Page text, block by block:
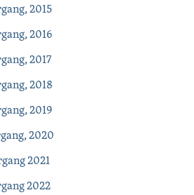
2015
2016
2017
2018
2019
2020
2021
2022